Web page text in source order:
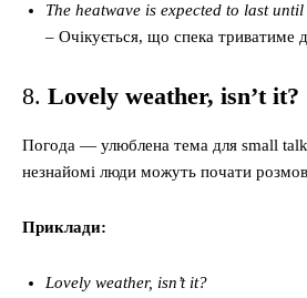
The heatwave is expected to last until
– Очікується, що спека триватиме
8. Lovely weather, isn’t it?
Погода — улюблена тема для small talk
незнайомі люди можуть почати
Приклади:
Lovely weather, isn’t it?